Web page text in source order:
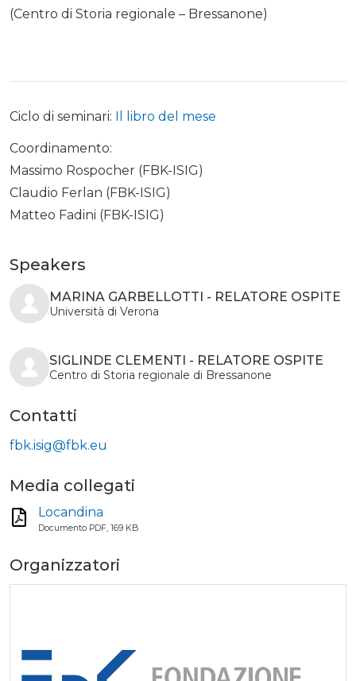
(Centro di Storia regionale – Bressanone)
Ciclo di seminari: Il libro del mese
Coordinamento:
Massimo Rospocher (FBK-ISIG)
Claudio Ferlan (FBK-ISIG)
Matteo Fadini (FBK-ISIG)
Speakers
MARINA GARBELLOTTI - RELATORE OSPITE
Università di Verona
SIGLINDE CLEMENTI - RELATORE OSPITE
Centro di Storia regionale di Bressanone
Contatti
fbk.isig@fbk.eu
Media collegati
Locandina
Documento PDF, 169 KB
Organizzatori